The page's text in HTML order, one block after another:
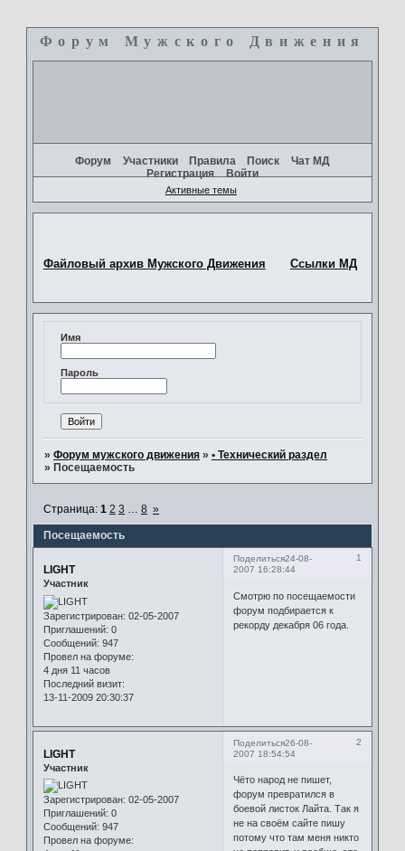
Форум Мужского Движения
Форум Участники Правила Поиск
Чат МД
Регистрация
Войти
Активные темы
Файловый архив Мужского Движения Ссылки МД
Имя
Пароль
» Форум мужского движения » • Технический раздел
» Посещаемость
Посещаемость
Страница: 1 2 3 … 8 »
Поделиться 1
24-08-
2007 16:28:44
LIGHT
Участник
Зарегистрирован: 02-05-2007
Приглашений: 0
Сообщений: 947
Провел на форуме:
4 дня 11 часов
Последний визит:
13-11-2009 20:30:37
Смотрю по посещаемости
форум подбирается к
рекорду декабря 06 года.
Поделиться 2
26-08-
2007 18:54:54
LIGHT
Участник
Зарегистрирован: 02-05-2007
Приглашений: 0
Сообщений: 947
Провел на форуме:
Чёто народ не пишет,
форум превратился в
боевой листок Лайта. Так я
не на своём сайте пишу
потому что там меня никто